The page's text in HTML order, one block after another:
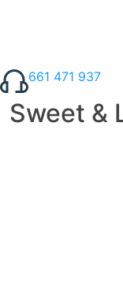
661 471 937
Sweet &